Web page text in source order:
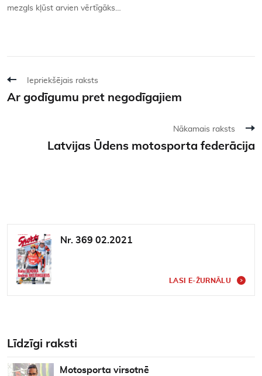
mezgls kļūst arvien vērtīgāks…
Iepriekšējais raksts
Ar godīgumu pret negodīgajiem
Nākamais raksts
Latvijas Ūdens motosporta federācija
Nr. 369 02.2021
LASI E-ŽURNĀLU
Līdzīgi raksti
Motosporta virsotnē